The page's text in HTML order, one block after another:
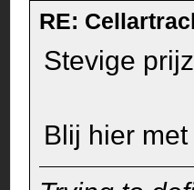
RE:
Stevige
Blij hier